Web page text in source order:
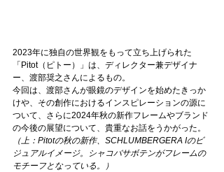
2023年に独自の世界観をもって立ち上げられた
「Pitot（ピトー）」は、ディレクター兼デザイナ
ー、渡部奨之さんによるもの。
今回は、渡部さんが眼鏡のデザインを始めたきっか
けや、その創作におけるインスピレーションの源に
ついて、さらに2024年秋の新作フレームやブランド
の今後の展望について、貴重なお話をうかがった。
（上：Pitotの秋の新作、 SCHLUMBERGERA Iのビ
ジュアルイメージ。シャコバサボテンがフレームの
モチーフとなっている。）